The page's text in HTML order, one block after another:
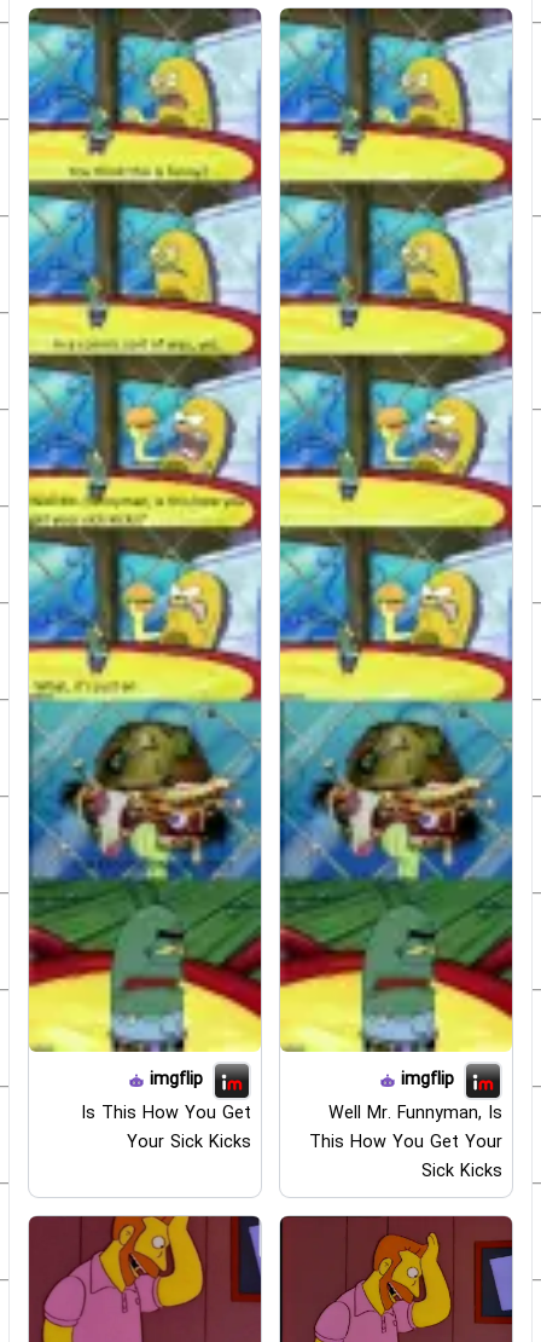
imgflip
Well Mr. Funnyman, Is
This How You Get Your
Sick Kicks
imgflip
Is This How You Get
Your Sick Kicks